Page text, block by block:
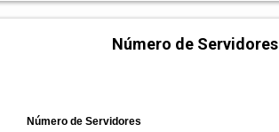
Número de Servidores
Número de Servidores